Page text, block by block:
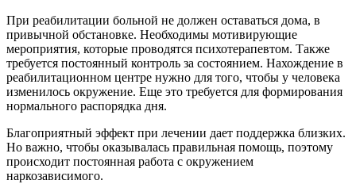
При реабилитации больной не должен оставаться дома, в
привычной обстановке. Необходимы мотивирующие
мероприятия, которые проводятся психотерапевтом. Также
требуется постоянный контроль за состоянием. Нахождение в
реабилитационном центре нужно для того, чтобы у человека
изменилось окружение. Еще это требуется для формирования
нормального распорядка дня.
Благоприятный эффект при лечении дает поддержка близких.
Но важно, чтобы оказывалась правильная помощь, поэтому
происходит постоянная работа с окружением
наркозависимого.